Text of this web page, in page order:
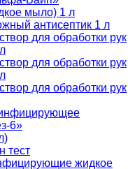
мыло) 1 л
антисептик 1 л
для обработки рук
для обработки рук
для обработки рук
6»
тест
жидкое